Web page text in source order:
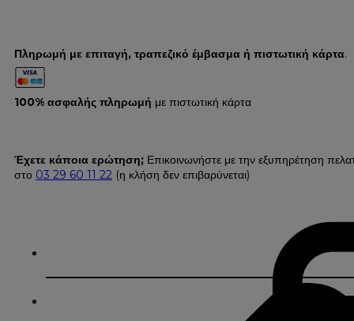
Πληρωμή με επιταγή, τραπεζικό έμβασμα ή πιστωτική κάρτα.
100% ασφαλής πληρωμή με πιστωτική κάρτα
Έχετε κάποια ερώτηση; Επικοινωνήστε με την εξυπηρέτηση
στο 03 29 60 11 22 (η κλήση δεν επιβαρύνεται)